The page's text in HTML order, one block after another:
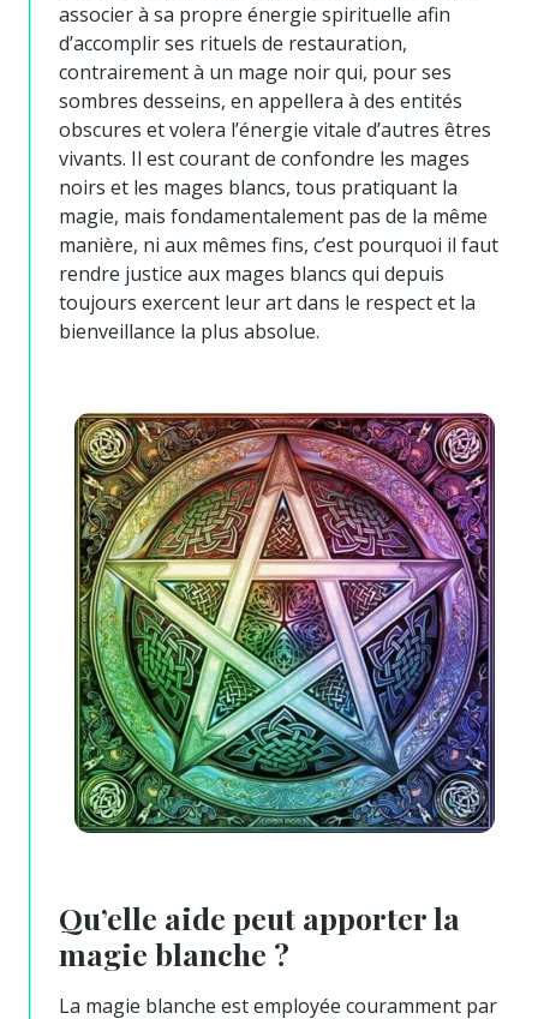
associer à sa propre énergie spirituelle afin
d’accomplir ses rituels de restauration,
contrairement à un mage noir qui, pour ses
sombres desseins, en appellera à des entités
obscures et volera l’énergie vitale d’autres êtres
vivants. Il est courant de confondre les mages
noirs et les mages blancs, tous pratiquant la
magie, mais fondamentalement pas de la même
manière, ni aux mêmes fins, c’est pourquoi il faut
rendre justice aux mages blancs qui depuis
toujours exercent leur art dans le respect et la
bienveillance la plus absolue.
Qu’elle aide peut apporter la
magie blanche ?
La magie blanche est employée couramment par